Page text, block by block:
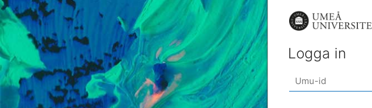
Logga in